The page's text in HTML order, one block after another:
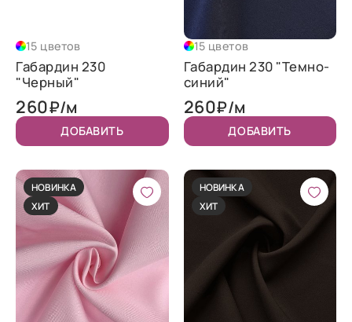
15 цветов
Габардин 230
"Черный"
260₽/м
ДОБАВИТЬ
15 цветов
Габардин 230 "Темно-
синий"
260₽/м
ДОБАВИТЬ
НОВИНКА
ХИТ
НОВИНКА
ХИТ